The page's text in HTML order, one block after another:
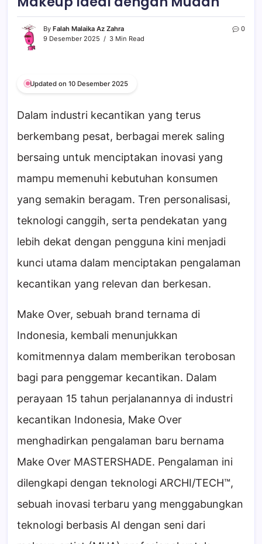
By Falah Malaika Az Zahra
9 Desember 2025
3 Min Read
0
Updated on 10 Desember 2025
Dalam industri kecantikan yang terus
berkembang pesat, berbagai merek saling
bersaing untuk menciptakan inovasi yang
mampu memenuhi kebutuhan konsumen
yang semakin beragam. Tren personalisasi,
teknologi canggih, serta pendekatan yang
lebih dekat dengan pengguna kini menjadi
kunci utama dalam menciptakan pengalaman
kecantikan yang relevan dan berkesan.
Make Over, sebuah brand ternama di
Indonesia, kembali menunjukkan
komitmennya dalam memberikan terobosan
bagi para penggemar kecantikan. Dalam
perayaan 15 tahun perjalanannya di industri
kecantikan Indonesia, Make Over
menghadirkan pengalaman baru bernama
Make Over MASTERSHADE. Pengalaman ini
dilengkapi dengan teknologi ARCHI/TECH™,
sebuah inovasi terbaru yang menggabungkan
teknologi berbasis AI dengan seni dari